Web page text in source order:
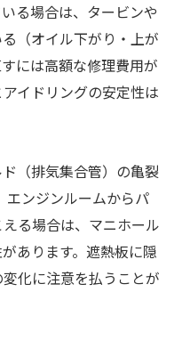
る場合は、タービンや
（オイル下がり・上が
には高額な修理費用が
イドリングの安定性は
（排気集合管）の亀裂
エンジンルームからパ
る場合は、マニホール
あります。遮熱板に隠
化に注意を払うことが